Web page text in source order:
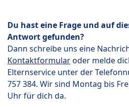
Du hast eine Frage und auf
Antwort gefunden?
Dann schreibe uns eine
Kontaktformularoder melde
Elternservice unter der
757 384. Wir sind Montag bis
Uhr für dich da.